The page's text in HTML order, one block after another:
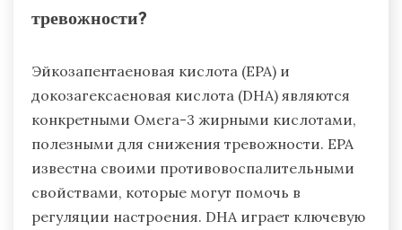
тревожности?
Эйкозапентаеновая кислота (EPA) и
докозагексаеновая кислота (DHA) являются
конкретными Омега-3 жирными кислотами,
полезными для снижения тревожности. EPA
известна своими противовоспалительными
свойствами, которые могут помочь в
регуляции настроения. DHA играет ключевую